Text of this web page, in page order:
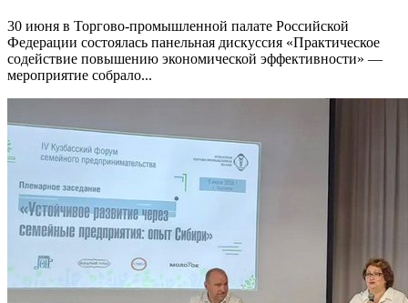
30 июня в Торгово-промышленной палате Российской
Федерации состоялась панельная дискуссия «Практическое
содействие повышению экономической эффективности» —
мероприятие собрало...